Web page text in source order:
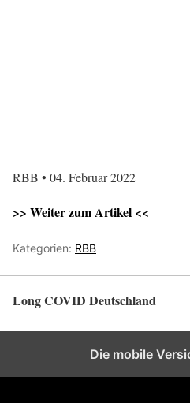
RBB • 04. Februar 2022
>> Weiter zum Artikel <<
Kategorien: RBB
Long COVID Deutschland
Die mobile